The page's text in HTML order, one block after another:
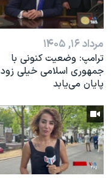
مرداد ۱۶, ۱۴۰۵
ترامپ: وضعیت کنونی با
جمهوری اسلامی خیلی زود
پایان می‌یابد